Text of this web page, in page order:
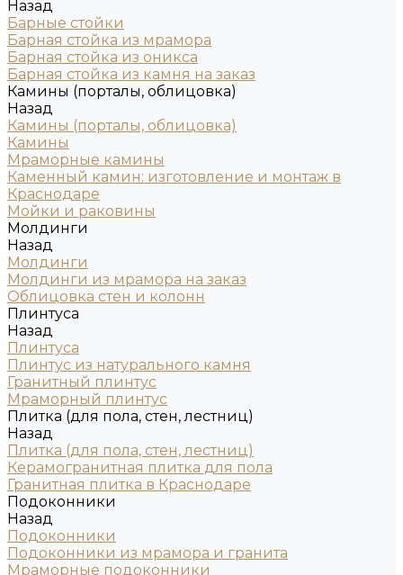
Назад
Барные стойки
Барная стойка из мрамора
Барная стойка из оникса
Барная стойка из камня на заказ
Камины (порталы, облицовка)
Назад
Камины (порталы, облицовка)
Камины
Мраморные камины
Каменный камин: изготовление и монтаж в
Краснодаре
Мойки и раковины
Молдинги
Назад
Молдинги
Молдинги из мрамора на заказ
Облицовка стен и колонн
Плинтуса
Назад
Плинтуса
Плинтус из натурального камня
Гранитный плинтус
Мраморный плинтус
Плитка (для пола, стен, лестниц)
Назад
Плитка (для пола, стен, лестниц)
Керамогранитная плитка для пола
Гранитная плитка в Краснодаре
Подоконники
Назад
Подоконники
Подоконники из мрамора и гранита
Мраморные подоконники